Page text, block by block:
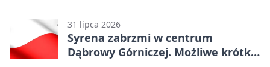
31 lipca 2026
Syrena zabrzmi w centrum
Dąbrowy Górniczej. Możliwe krótkie